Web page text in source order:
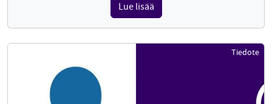
Lue lisää
Tiedote